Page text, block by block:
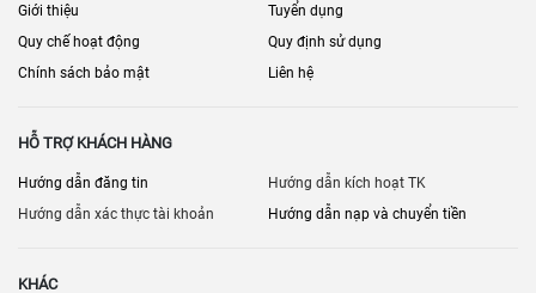
Giới thiệu
Tuyển dụng
Quy chế hoạt động
Quy định sử dụng
Chính sách bảo mật
Liên hệ
HỖ TRỢ KHÁCH HÀNG
Hướng dẫn đăng tin
Hướng dẫn kích hoạt TK
Hướng dẫn xác thực tài khoản
Hướng dẫn nạp và chuyển tiền
KHÁC